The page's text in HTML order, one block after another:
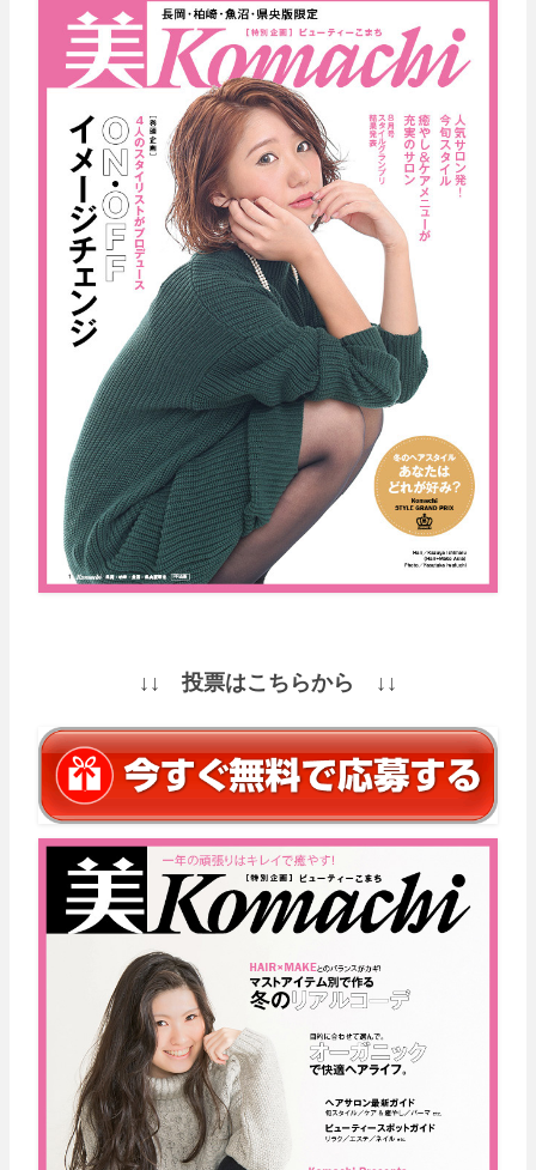
↓↓ 投票はこちらから ↓↓